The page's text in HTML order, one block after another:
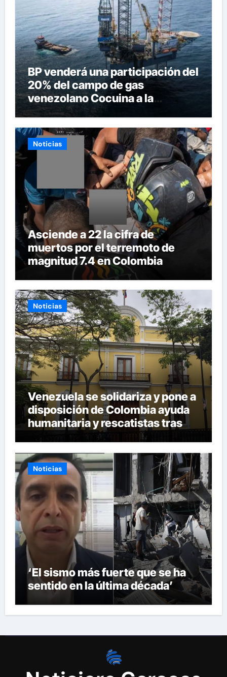
BP venderá una participación del
20% del campo de gas
venezolano Cocuina a la
trinitense NGC
Noticias
Asciende a 22 la cifra de
muertos por el terremoto de
magnitud 7.4 en Colombia
Noticias
Venezuela se solidariza y pone a
disposición de Colombia ayuda
humanitaria y rescatistas tras
Noticias
‘El sismo más fuerte que se ha
sentido en la última década’